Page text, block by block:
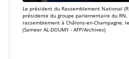
Le président du Rassemblement National
présidente du groupe parlementaire du
rassemblement à Châlons-en-Champagne,
(Sameer AL-DOUMY - AFP/Archives)